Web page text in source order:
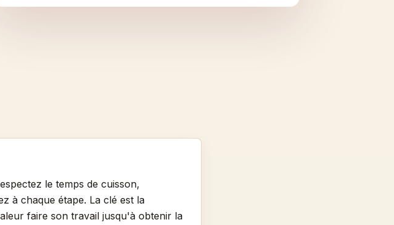
le temps de cuisson,
à chaque étape. La clé est la
faire son travail jusqu'à obtenir la